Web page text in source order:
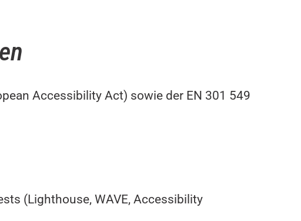
Accessibility Act) sowie der EN 301 549
(Lighthouse, WAVE, Accessibility